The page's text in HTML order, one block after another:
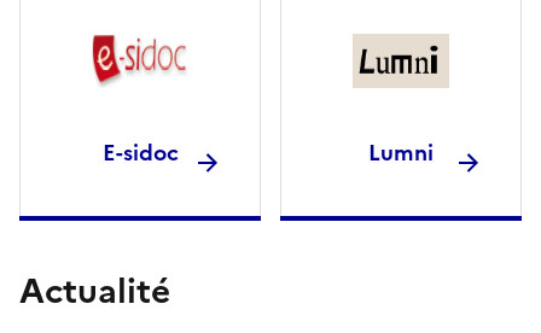
E-sidoc Lumni
Actualité